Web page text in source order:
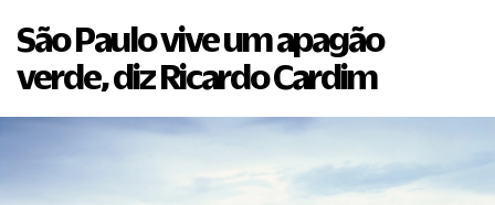
São Paulo vive um apagão
verde, diz Ricardo Cardim